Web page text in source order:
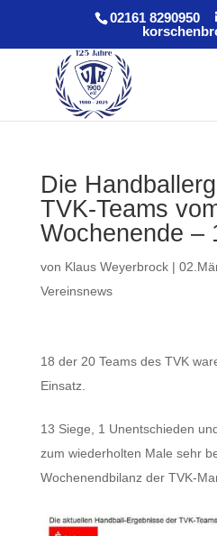
02161 8290950
Die
TVK-Teams
Wochenende –
von Klaus Weyerbrock|
Vereinsnews
18 der 20 Teams des TVK
Einsatz.
13 Siege, 1 Unentschieden
zum wiederholten Male sehr
Wochenendbilanz der TVK-